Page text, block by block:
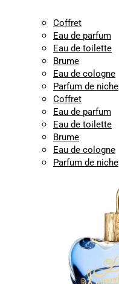
Coffret
Eau de parfum
Eau de toilette
Brume
Eau de cologne
Parfum de niche
Coffret
Eau de parfum
Eau de toilette
Brume
Eau de cologne
Parfum de niche